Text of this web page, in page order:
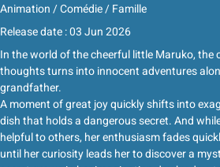
Animation / Comédie / Famille
Release date : 03 Jun 2026
In the world of the cheerful little Maruko, the
thoughts turns into innocent adventures
grandfather.
A moment of great joy quickly shifts into
dish that holds a dangerous secret. And
helpful to others, her enthusiasm fades
until her curiosity leads her to discover a